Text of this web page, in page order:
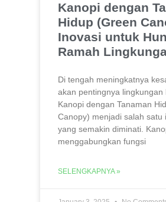
Kanopi dengan
Hidup (Green
Inovasi untuk
Ramah
Di tengah meningkatnya
akan pentingnya lingkungan
Kanopi dengan Tanaman
Canopy) menjadi salah satu
yang semakin diminati.
menggabungkan fungsi
SELENGKAPNYA »